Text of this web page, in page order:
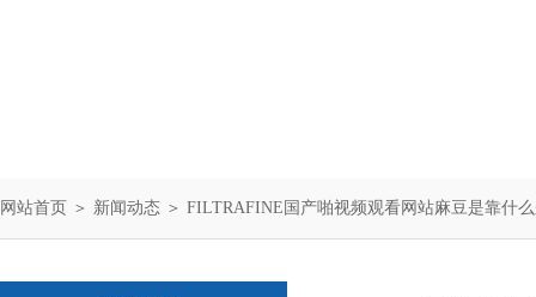
网站首页 ＞ 新闻动态 ＞ FILTRAFINE国产啪视频观看网站麻豆是靠什么来